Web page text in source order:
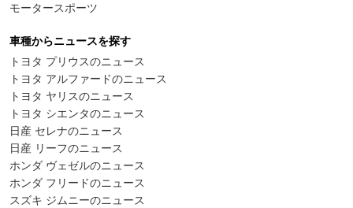
モータースポーツ
車種からニュースを探す
トヨタ プリウスのニュース
トヨタ アルファードのニュース
トヨタ ヤリスのニュース
トヨタ シエンタのニュース
日産 セレナのニュース
日産 リーフのニュース
ホンダ ヴェゼルのニュース
ホンダ フリードのニュース
スズキ ジムニーのニュース